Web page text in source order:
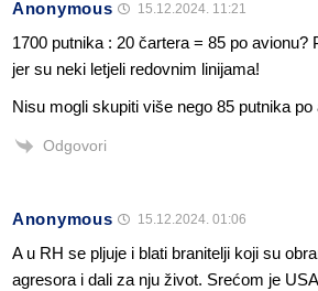
Anonymous 15.12.2024. 11:21
1700 putnika : 20 čartera = 85 po avionu?
jer su neki letjeli redovnim linijama!
Nisu mogli skupiti više nego 85 putnika po
Odgovori
Anonymous 15.12.2024. 01:06
A u RH se pljuje i blati branitelji koji su
agresora i dali za nju život. Srećom je